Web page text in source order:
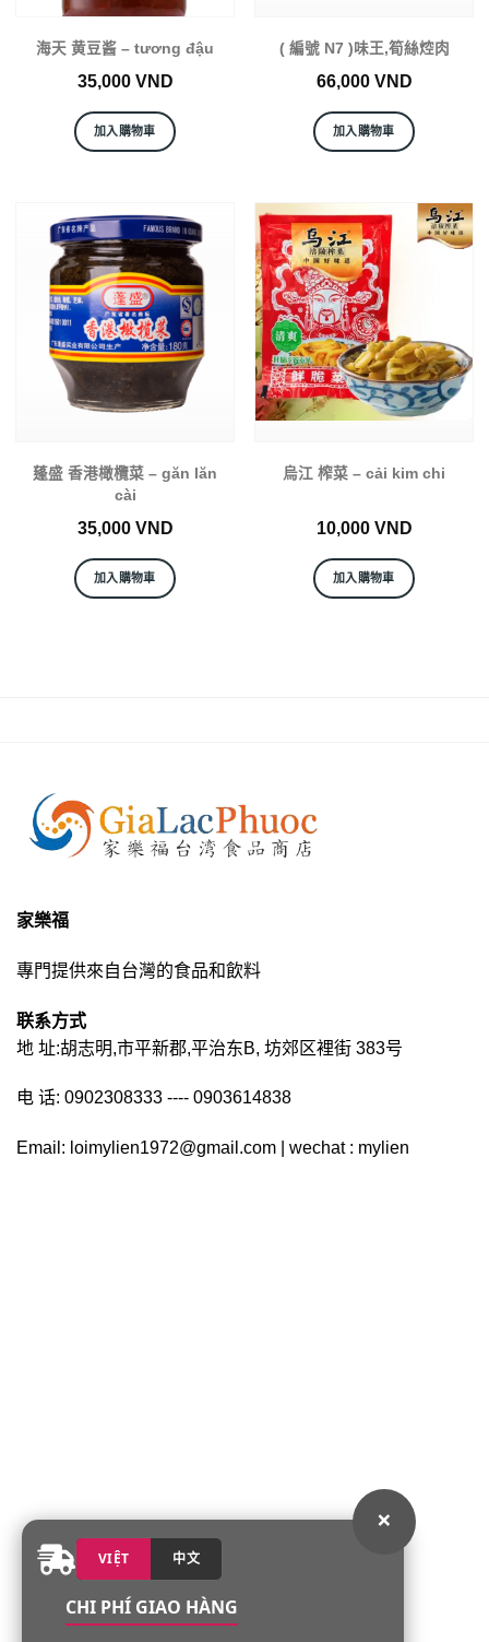
×
VIỆT 中文
CHI PHÍ GIAO HÀNG
海天 黄豆酱 – tương đậu
35,000 VND
加入購物車
( 編號 N7 )味王,筍絲焢肉
66,000 VND
加入購物車
蓬盛 香港橄欖菜 – găn lăn
cài
35,000 VND
加入購物車
烏江 榨菜 – cải kim chi
10,000 VND
加入購物車
家樂福
專門提供來自台灣的食品和飲料
联系方式
地 址:胡志明,市平新郡,平治东B, 坊郊区裡街 383号
电 话: 0902308333 ---- 0903614838
Email: loimylien1972@gmail.com | wechat : mylien